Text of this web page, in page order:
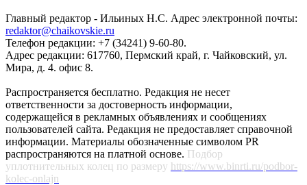
Главный редактор - Ильиных Н.С. Адрес электронной почты:
redaktor@chaikovskie.ru
Телефон редакции: +7 (34241) 9-60-80.
Адрес редакции: 617760, Пермский край, г. Чайковский, ул.
Мира, д. 4. офис 8.
Распространяется бесплатно. Редакция не несет
ответственности за достоверность информации,
содержащейся в рекламных объявлениях и сообщениях
пользователей сайта. Редакция не предоставляет справочной
информации. Материалы обозначенные символом PR
распространяются на платной основе. Подбор
уплотнительных колец по размеру https://www.binrti.ru/podbor-
kolec-onlajn